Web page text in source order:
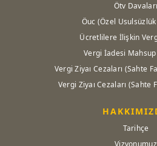
Ötv Davaları
Öuc (Özel Usulsüzlük
Ücretlilere İlişkin
Vergi İadesi Mahsup
Vergi Ziyaı Cezaları (Sahte
Vergi Ziyaı Cezaları (Sahte
Tarihçe
Vizyonumuz